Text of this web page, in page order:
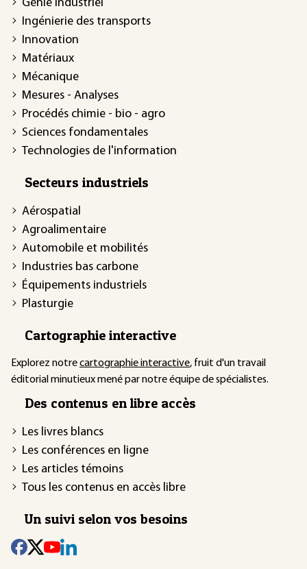
Génie industriel
Ingénierie des transports
Innovation
Matériaux
Mécanique
Mesures - Analyses
Procédés chimie - bio - agro
Sciences fondamentales
Technologies de l'information
Secteurs industriels
Aérospatial
Agroalimentaire
Automobile et mobilités
Industries bas carbone
Équipements industriels
Plasturgie
Cartographie interactive
Explorez notrecartographie interactive, fruit d'un travail
éditorial minutieux mené par notre équipe de spécialistes.
Des contenus en libre accès
Les livres blancs
Les conférences en ligne
Les articles témoins
Tous les contenus en accès libre
Un suivi selon vos besoins